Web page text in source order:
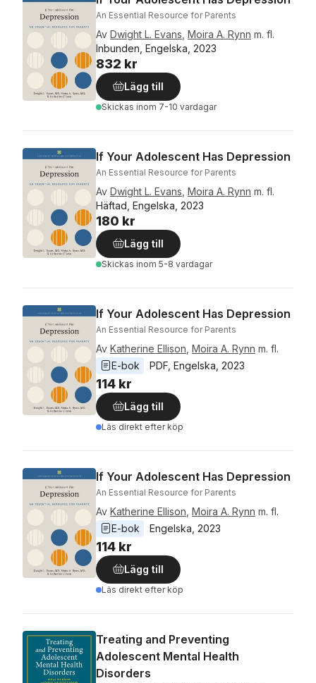
An Essential Resource for Parents
Av Dwight L. Evans Moira A. Rynn m. fl.
Inbunden, Engelska, 2023
832 kr
Lägg till
Skickas inom 7-10 vardagar
If Your Adolescent Has Depression
An Essential Resource for Parents
Av Dwight L. Evans Moira A. Rynn m. fl.
Häftad, Engelska, 2023
180 kr
Lägg till
Skickas inom 5-8 vardagar
If Your Adolescent Has Depression
An Essential Resource for Parents
Av Katherine Ellison Moira A. Rynn m. fl.
E-bok
PDF Engelska 2023
114 kr
Lägg till
Läs direkt efter köp
If Your Adolescent Has Depression
An Essential Resource for Parents
Av Katherine Ellison Moira A. Rynn m. fl.
E-bok
Engelska 2023
114 kr
Lägg till
Läs direkt efter köp
Treating and Preventing
Adolescent Mental Health
Disorders